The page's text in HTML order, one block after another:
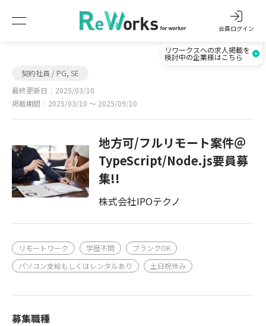
会員ログイン
リワークスへの求人掲載を
検討中の企業様はこちら
契約社員 / PG, SE
最終更新日
2025/03/10
掲載期間
2025/03/10 〜 2025/09/10
地方可/フルリモート案件＠
TypeScript/Node.js要員募
集!!
株式会社IPOテクノ
リモートワーク 学歴不問
ブランクOK
パソコン支給もしくはレンタルあり
土日祝休み
募集職種